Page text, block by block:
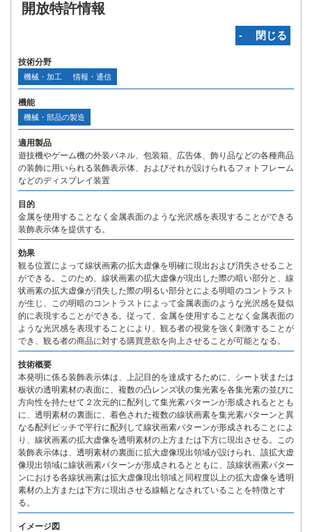
開放特許情報
‐ 閉じる
技術分野
機械・加工 情報・通信
機能
機械・部品の製造
適用製品
遊技機やゲーム機の外装パネル、包装箱、広告体、飾り品などの各種商品
の装飾に用いられる装飾表示体、およびそれが設けられるフォトフレーム
などのディスプレイ装置
目的
金属を使用することなく金属表面のような光沢感を表現することができる
装飾表示体を提供する。
効果
観る位置によって線状画素の拡大虚像を明確に現出および消失させること
ができる。このため、線状画素の拡大虚像が現出した際の暗い部分と、線
状画素の拡大虚像が消失した際の明るい部分とによる明暗のコントラスト
が生じ、この明暗のコントラストによって金属表面のような光沢感を疑似
的に表現することができる。従って、金属を使用することなく金属表面の
ような光沢感を表現することにより、観る者の視覚を強く刺激することが
でき、観る者の商品に対する購買意欲を向上させることが可能となる。
技術概要
本発明に係る装飾表示体は、上記目的を達成するために、シート状または
板状の透明素材の表面に、複数の凸レンズ状の集光素を各集光素の並びに
方向性を持たせて２次元的に配列して集光素パターンが形成されるととも
に、透明素材の裏面に、着色された複数の線状画素を集光素パターンと異
なる配列ピッチで平行に配列して線状画素パターンが形成されることによ
り、線状画素の拡大虚像を透明素材の上方または下方に現出させる。この
装飾表示体は、透明素材の裏面に拡大虚像現出領域が設けられ、該拡大虚
像現出領域に線状画素パターンが形成されるとともに、該線状画素パター
ンにおける各線状画素は拡大虚像現出領域と同程度以上の拡大虚像を透明
素材の上方または下方に現出させる線幅となされていることを特徴とす
る。
イメージ図